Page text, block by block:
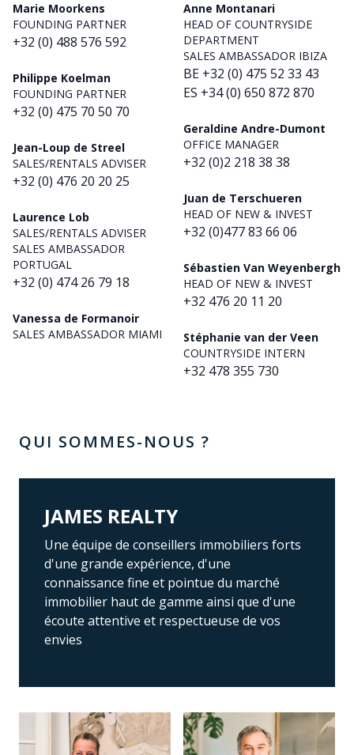
Marie Moorkens
FOUNDING PARTNER
+32 (0) 488 576 592
Philippe Koelman
FOUNDING PARTNER
+32 (0) 475 70 50 70
Jean-Loup de Streel
SALES/RENTALS ADVISER
+32 (0) 476 20 20 25
Laurence Lob
SALES/RENTALS ADVISER
SALES AMBASSADOR
PORTUGAL
+32 (0) 474 26 79 18
Vanessa de Formanoir
SALES AMBASSADOR MIAMI
Anne Montanari
HEAD OF COUNTRYSIDE
DEPARTMENT
SALES AMBASSADOR IBIZA
BE +32 (0) 475 52 33 43
ES +34 (0) 650 872 870
Geraldine Andre-Dumont
OFFICE MANAGER
+32 (0)2 218 38 38
Juan de Terschueren
HEAD OF NEW & INVEST
+32 (0)477 83 66 06
Sébastien Van Weyenbergh
HEAD OF NEW & INVEST
+32 476 20 11 20
Stéphanie van der Veen
COUNTRYSIDE INTERN
+32 478 355 730
QUI SOMMES-NOUS ?
JAMES REALTY
Une équipe de conseillers immobiliers forts
d'une grande expérience, d'une
connaissance fine et pointue du marché
immobilier haut de gamme ainsi que d'une
écoute attentive et respectueuse de vos
envies